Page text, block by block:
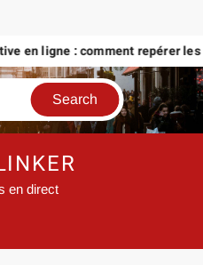
ligne : comment repérer les
en direct